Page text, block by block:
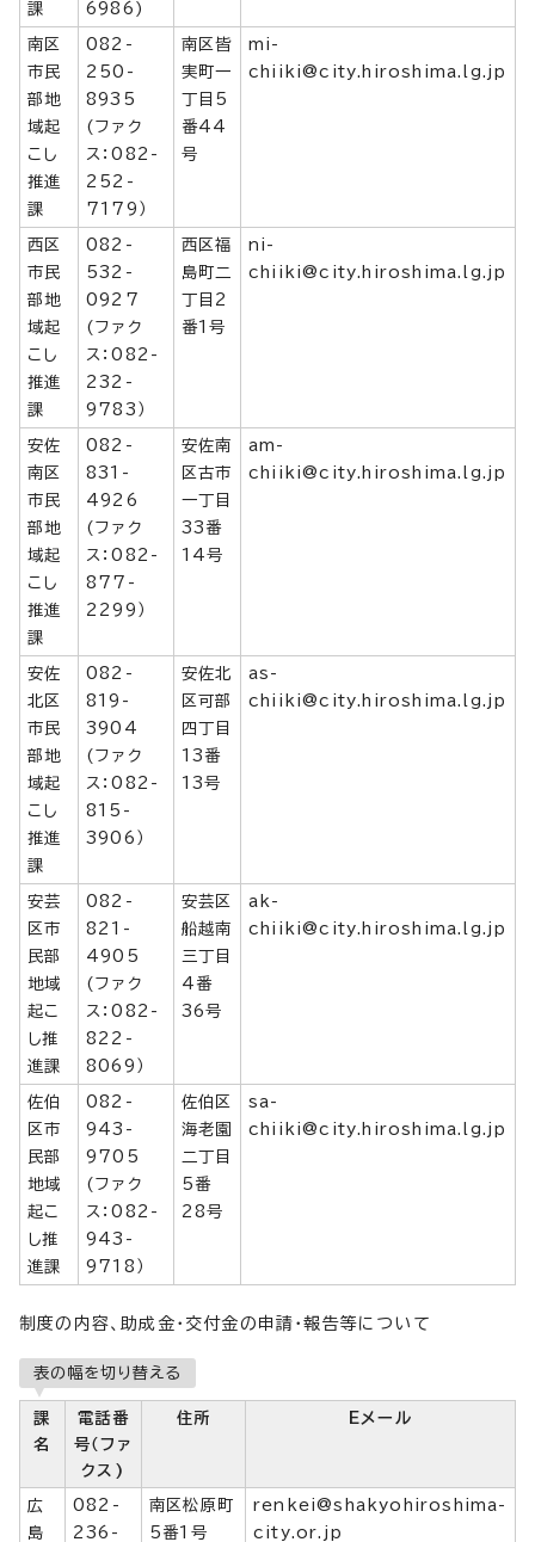
課 6986)
南区
市民
部地
域起
こし
推進
課
082-
250-
8935
(ファク
ス：082-
252-
7179）
南区皆
実町一
丁目5
番44
号
mi-
chiiki@city.hiroshima.lg.jp
西区
市民
部地
域起
こし
推進
課
082-
532-
0927
(ファク
ス：082-
232-
9783）
西区福
島町二
丁目2
番1号
ni-
chiiki@city.hiroshima.lg.jp
安佐
南区
市民
部地
域起
こし
推進
課
082-
831-
4926
(ファク
ス：082-
877-
2299）
安佐南
区古市
一丁目
33番
14号
am-
chiiki@city.hiroshima.lg.jp
安佐
北区
市民
部地
域起
こし
推進
課
082-
819-
3904
(ファク
ス：082-
815-
3906）
安佐北
区可部
四丁目
13番
13号
as-
chiiki@city.hiroshima.lg.jp
安芸
区市
民部
地域
起こ
し推
進課
082-
821-
4905
(ファク
ス：082-
822-
8069）
安芸区
船越南
三丁目
4番
36号
ak-
chiiki@city.hiroshima.lg.jp
佐伯
区市
民部
地域
起こ
し推
進課
082-
943-
9705
(ファク
ス：082-
943-
9718）
佐伯区
海老園
二丁目
5番
28号
sa-
chiiki@city.hiroshima.lg.jp
制度の内容、助成金・交付金の申請・報告等について
表の幅を切り替える
課
名
電話番
号（ファ
クス)
住所 Eメール
広
島
082-
236-
南区松原町
5番1号
renkei@shakyohiroshima-
city.or.jp